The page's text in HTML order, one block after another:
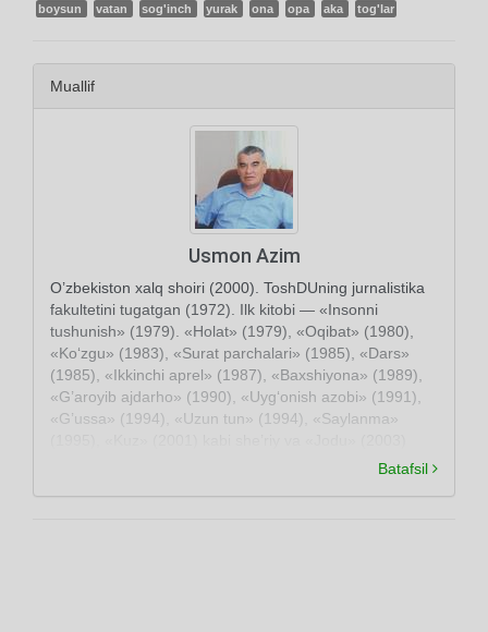
boysun vatan sog'inch yurak ona opa aka tog'lar
Muallif
Usmon Azim
O’zbekiston xalq shoiri (2000). ToshDUning jurnalistika
fakultetini tugatgan (1972). Ilk kitobi — «Insonni
tushunish» (1979). «Holat» (1979), «Oqibat» (1980),
«Ko‘zgu» (1983), «Surat parchalari» (1985), «Dars»
(1985), «Ikkinchi aprel» (1987), «Baxshiyona» (1989),
«G’aroyib ajdarho» (1990), «Uyg‘onish azobi» (1991),
«G’ussa» (1994), «Uzun tun» (1994), «Saylanma»
nasriy to‘plamlari nashr etilgan. Dramalar ham yozgan
Batafsil